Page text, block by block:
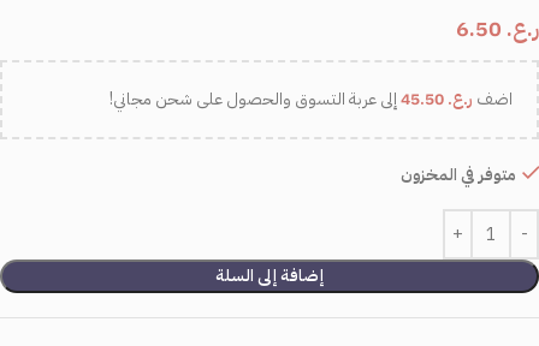
ر.ع.
اضف ر.ع. إلى عربة التسوق والحصول على شحن مجاني!
متوفر في المخزون
إضافة إلى السلة